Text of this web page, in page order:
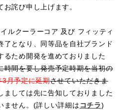
詫び申し上げます。
ルクーラーコア 及び フィッティ
了となり、同等品を自社ブランド
るため開発を進めておりました
時間を要し発売予定時期を当初の
3月予定に延期させていただきま
ましては先に告知しておりました
ません。(詳しい詳細は コチラ)